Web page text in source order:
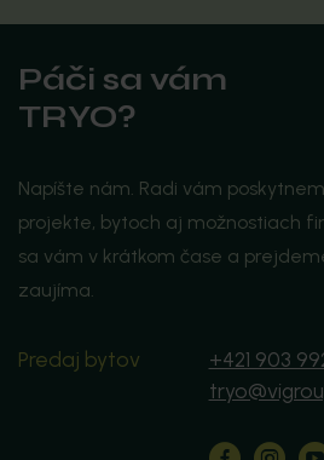
Páči sa vám
TRYO?
Napíšte nám. Radi vám
projekte, bytoch aj možnostiach
sa vám v krátkom čase a
zaujíma.
Predaj bytov
+421 903